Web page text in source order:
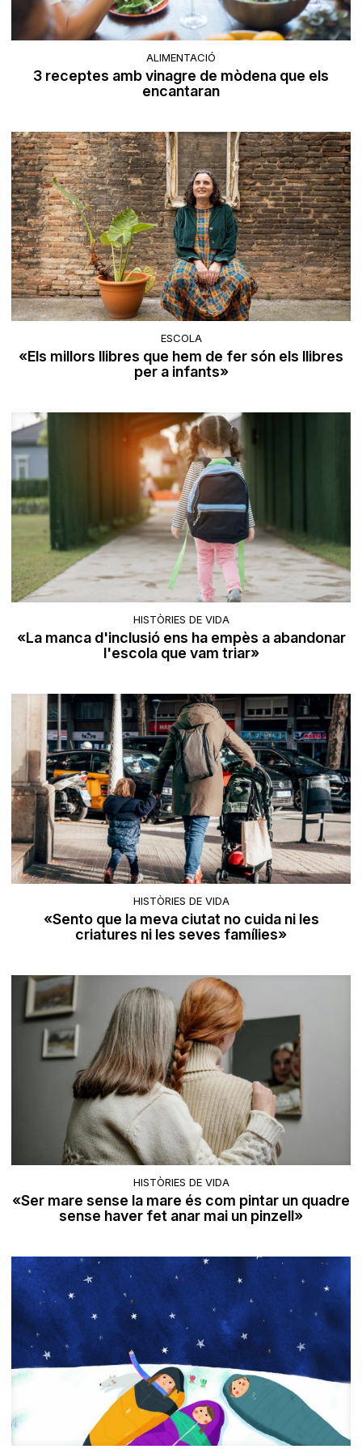
ALIMENTACIÓ
3 receptes amb vinagre de mòdena que els
encantaran
ESCOLA
«Els millors llibres que hem de fer són els llibres
per a infants»
HISTÒRIES DE VIDA
«La manca d'inclusió ens ha empès a abandonar
l'escola que vam triar»
HISTÒRIES DE VIDA
«Sento que la meva ciutat no cuida ni les
criatures ni les seves famílies»
HISTÒRIES DE VIDA
«Ser mare sense la mare és com pintar un quadre
sense haver fet anar mai un pinzell»